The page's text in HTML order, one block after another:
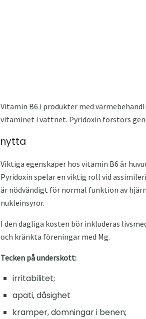
Vitamin B6 i produkter med
vitaminet i vattnet. Pyridoxin förstörs
nytta
Viktiga egenskaper hos vitamin B6 är
Pyridoxin spelar en viktig roll vid
är nödvändigt för normal funktion av
nukleinsyror.
I den dagliga kosten bör inkluderas
och kränkta föreningar med Mg.
Tecken på underskott:
irritabilitet;
apati, dåsighet
kramper, domningar i benen;